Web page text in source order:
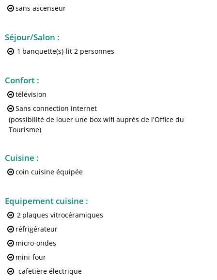
sans ascenseur
Séjour/Salon :
1 banquette(s)-lit 2 personnes
Confort :
télévision
Sans connection internet
(possibilité de louer une box wifi auprès de l'Office du
Tourisme)
Cuisine :
coin cuisine équipée
Equipement cuisine :
2 plaques vitrocéramiques
réfrigérateur
micro-ondes
mini-four
cafetière électrique